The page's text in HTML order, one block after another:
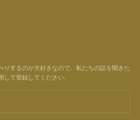
りするのが大好きなので、私たちの話を聞きた
して登録してください.